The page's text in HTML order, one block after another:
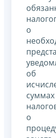
о
об
суммах
о